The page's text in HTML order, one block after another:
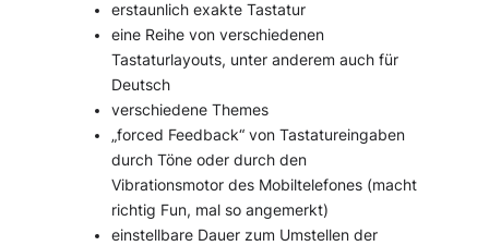
erstaunlich exakte Tastatur
eine Reihe von verschiedenen
Tastaturlayouts, unter anderem auch für
Deutsch
verschiedene Themes
„forced Feedback“ von Tastatureingaben
durch Töne oder durch den
Vibrationsmotor des Mobiltelefones (macht
richtig Fun, mal so angemerkt)
einstellbare Dauer zum Umstellen der